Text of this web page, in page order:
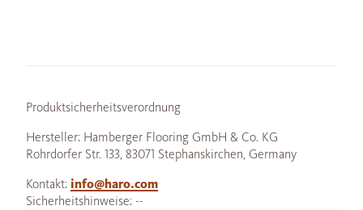
Produktsicherheitsverordnung
Hersteller: Hamberger Flooring GmbH & Co. KG
Rohrdorfer Str. 133, 83071 Stephanskirchen, Germany
Kontakt: info@haro.com
Sicherheitshinweise: --